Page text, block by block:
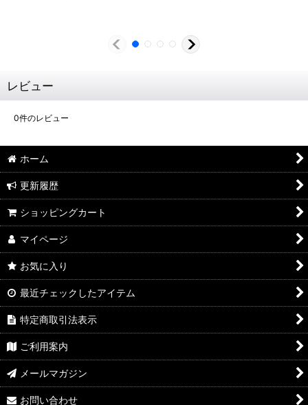
レビュー
0件のレビュー
ホーム
更新履歴
ショッピングカート
マイページ
お気に入り
最近チェックしたアイテム
特定商取引法表示
ご利用案内
メールマガジン
お問い合わせ